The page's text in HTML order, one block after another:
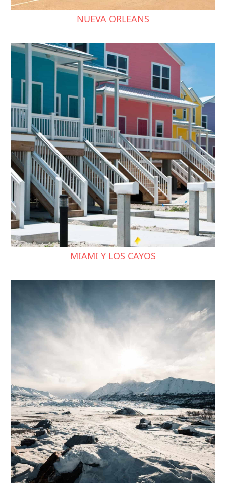
NUEVA ORLEANS
MIAMI Y LOS CAYOS